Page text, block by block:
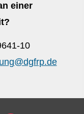
einer
10